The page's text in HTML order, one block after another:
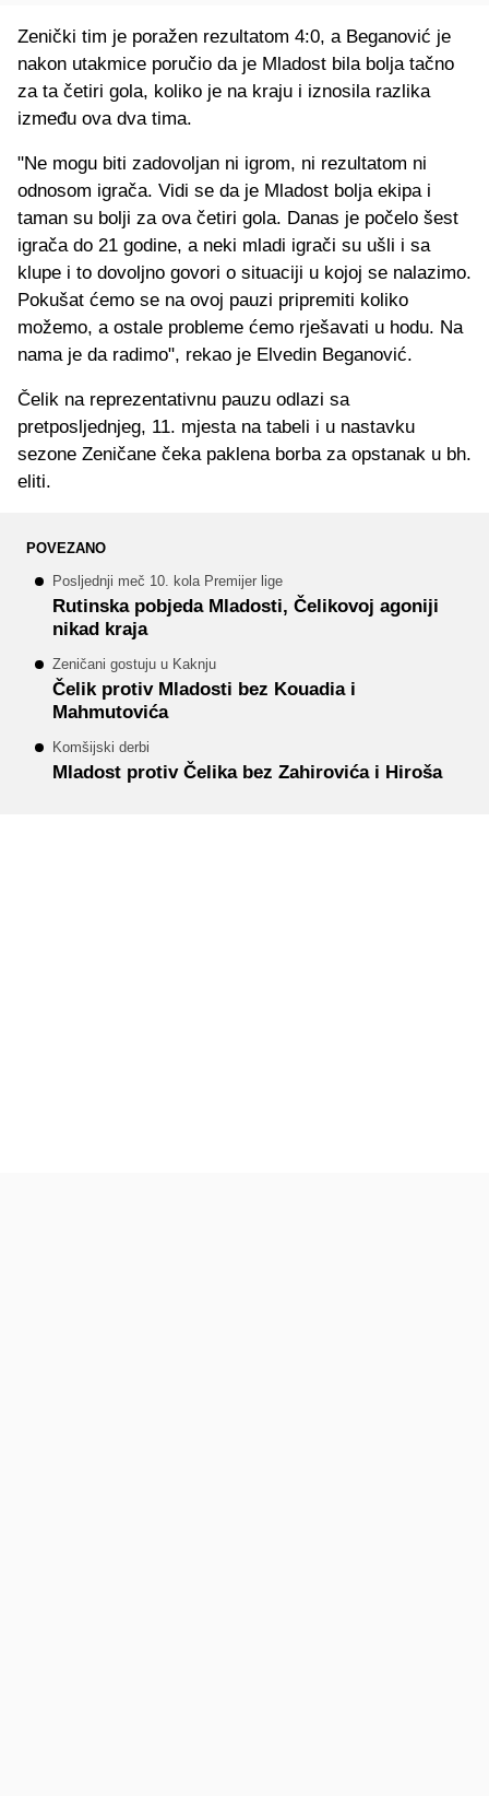
Zenički tim je poražen rezultatom 4:0, a Beganović je
nakon utakmice poručio da je Mladost bila bolja tačno
za ta četiri gola, koliko je na kraju i iznosila razlika
između ova dva tima.
"Ne mogu biti zadovoljan ni igrom, ni rezultatom ni
odnosom igrača. Vidi se da je Mladost bolja ekipa i
taman su bolji za ova četiri gola. Danas je počelo šest
igrača do 21 godine, a neki mladi igrači su ušli i sa
klupe i to dovoljno govori o situaciji u kojoj se nalazimo.
Pokušat ćemo se na ovoj pauzi pripremiti koliko
možemo, a ostale probleme ćemo rješavati u hodu. Na
nama je da radimo", rekao je Elvedin Beganović.
Čelik na reprezentativnu pauzu odlazi sa
pretposljednjeg, 11. mjesta na tabeli i u nastavku
sezone Zeničane čeka paklena borba za opstanak u bh.
eliti.
POVEZANO
Posljednji meč 10. kola Premijer lige
Rutinska pobjeda Mladosti, Čelikovoj agoniji
nikad kraja
Zeničani gostuju u Kaknju
Čelik protiv Mladosti bez Kouadia i
Mahmutovića
Komšijski derbi
Mladost protiv Čelika bez Zahirovića i Hiroša